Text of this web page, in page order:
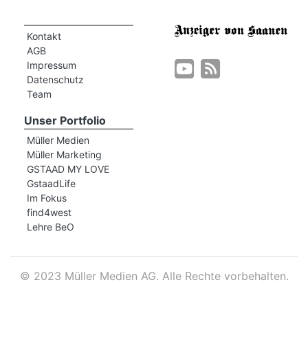
Kontakt
AGB
Impressum
Datenschutz
Team
Unser Portfolio
Müller Medien
Müller Marketing
GSTAAD MY LOVE
GstaadLife
Im Fokus
find4west
Lehre BeO
© 2023 Müller Medien AG. Alle Rechte vorbehalten.